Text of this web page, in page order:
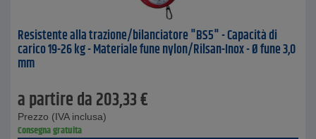
Resistente alla trazione/bilanciatore "BS5" - Capacità di
carico 19-26 kg - Materiale fune nylon/Rilsan-Inox - Ø fune 3,0
mm
a partire da203,33€
Prezzo (IVA inclusa)
Consegna gratuita